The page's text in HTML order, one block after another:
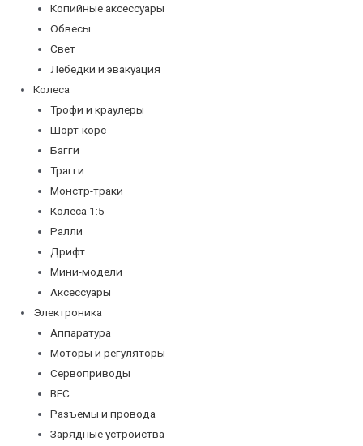
Копийные аксессуары
Обвесы
Свет
Лебедки и эвакуация
Колеса
Трофи и краулеры
Шорт-корс
Багги
Трагги
Монстр-траки
Колеса 1:5
Ралли
Дрифт
Мини-модели
Аксессуары
Электроника
Аппаратура
Моторы и регуляторы
Сервоприводы
BEC
Разъемы и провода
Зарядные устройства